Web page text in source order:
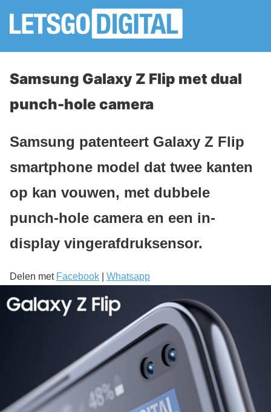
Samsung Galaxy Z Flip met dual
punch-hole camera
Samsung patenteert Galaxy Z Flip
smartphone model dat twee kanten
op kan vouwen, met dubbele
punch-hole camera en een in-
display vingerafdruksensor.
Delen met Facebook Whatsapp